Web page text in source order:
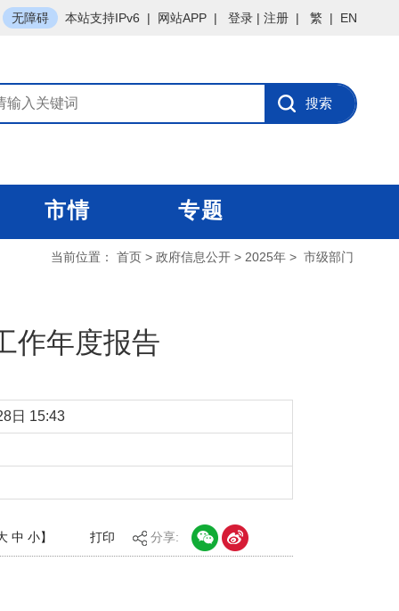
无障碍 本站支持IPv6 | 网站APP | 登录 | 注册 | 繁 | EN
市情 专题
当前位置： 首页 > 政府信息公开 > 2025年 > 市级部门
作年度报告
日 15:43
中 小】 打印 分享: